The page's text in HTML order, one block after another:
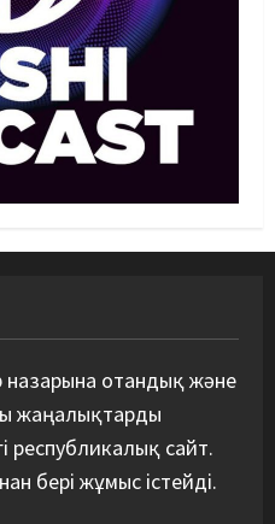
Футбол
«Челси» сапында
жеңіп алды
MMA жауынгері
Қырғызбаев
жасады
отандық және
жаңалықтарды
республикалық сайт.
бері жұмыс істейді.